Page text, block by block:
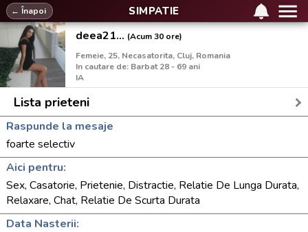
SIMPATIE
← Înapoi
deea21... (Acum 30 ore)
Femeie, 25, Necasatorita, Cluj, Romania
In cautare de: Barbat 28 - 69 ani
IA
Lista prieteni
Raspunde la mesaje
foarte selectiv
Aici pentru:
Sex, Casatorie, Prietenie, Distractie, Relatie De Lunga Durata,
Relaxare, Chat, Relatie De Scurta Durata
Data Nasterii: